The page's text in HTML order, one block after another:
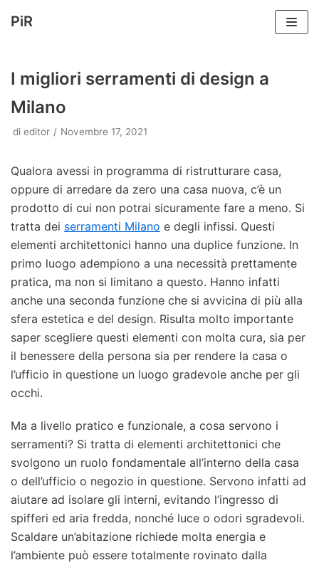
contenuto
PiR
I migliori serramenti di design a
Milano
di editor Novembre 17, 2021
Qualora avessi in programma di ristrutturare casa,
oppure di arredare da zero una casa nuova, c’è un
prodotto di cui non potrai sicuramente fare a meno. Si
tratta dei serramenti Milano e degli infissi. Questi
elementi architettonici hanno una duplice funzione. In
primo luogo adempiono a una necessità prettamente
pratica, ma non si limitano a questo. Hanno infatti
anche una seconda funzione che si avvicina di più alla
sfera estetica e del design. Risulta molto importante
saper scegliere questi elementi con molta cura, sia per
il benessere della persona sia per rendere la casa o
l’ufficio in questione un luogo gradevole anche per gli
occhi.
Ma a livello pratico e funzionale, a cosa servono i
serramenti? Si tratta di elementi architettonici che
svolgono un ruolo fondamentale all’interno della casa
o dell’ufficio o negozio in questione. Servono infatti ad
aiutare ad isolare gli interni, evitando l’ingresso di
spifferi ed aria fredda, nonché luce o odori sgradevoli.
Scaldare un’abitazione richiede molta energia e
l’ambiente può essere totalmente rovinato dalla